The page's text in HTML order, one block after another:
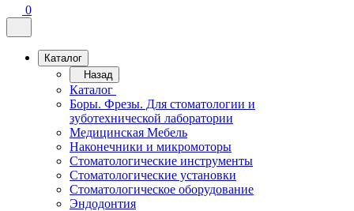
0
Каталог
Назад
Каталог
Боры. Фрезы. Для стоматологии и
зуботехнической лаборатории
Медицинская Мебель
Наконечники и микромоторы
Стоматологические инструменты
Стоматологические установки
Стоматологическое оборудование
Эндодонтия